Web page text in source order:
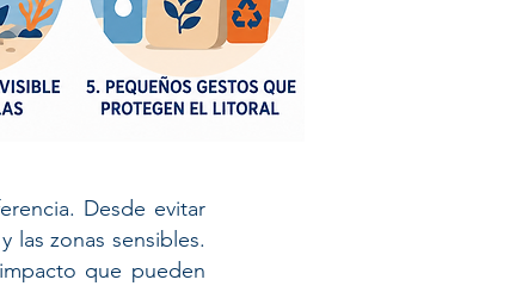
Desde evitar
las zonas sensibles.
que pueden